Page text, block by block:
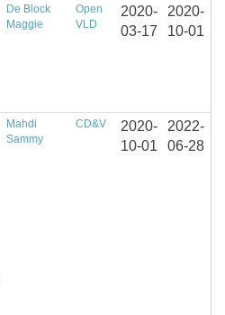
De Block
Maggie
Open
VLD
2020-
03-17
2020-
10-01
Mahdi
Sammy
CD&V
2020-
10-01
2022-
06-28